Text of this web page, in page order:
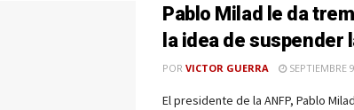
Pablo Milad le da
la idea de suspender
POR VICTOR GUERRA SEPTIEMBRE
El presidente de la ANFP, Pablo